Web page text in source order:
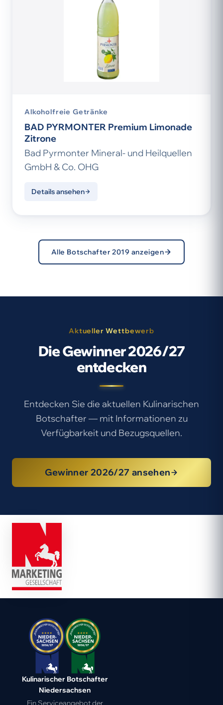
Alkoholfreie Getränke
BAD PYRMONTER Premium Limonade
Zitrone
Bad Pyrmonter Mineral- und Heilquellen
GmbH & Co. OHG
Details ansehen
Alle Botschafter 2019 anzeigen
Aktueller Wettbewerb
Die Gewinner 2026/27
entdecken
Entdecken Sie die aktuellen Kulinarischen
Botschafter — mit Informationen zu
Verfügbarkeit und Bezugsquellen.
Gewinner 2026/27 ansehen
Kulinarischer Botschafter
Niedersachsen
Ein Serviceangebot der